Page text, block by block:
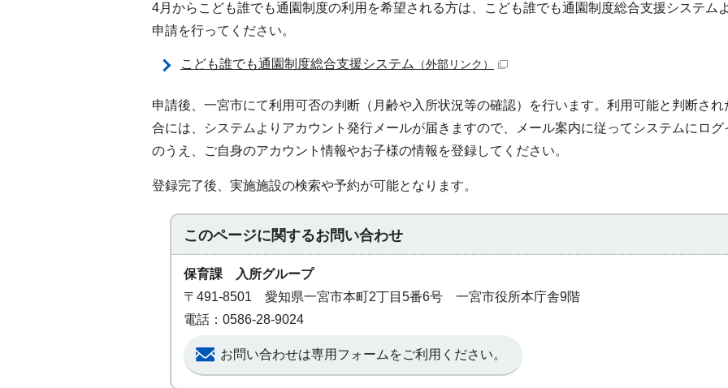
4月からこども誰でも通園制度の利用を希望される方は、こども誰でも通園制度総合支援システム
申請を行ってください。
こども誰でも通園制度総合支援システム （外部リンク）
申請後、一宮市にて利用可否の判断（月齢や入所状況等の確認）を行います。利用可能と判断され
合には、システムよりアカウント発行メールが届きますので、メール案内に従ってシステムにログ
のうえ、ご自身のアカウント情報やお子様の情報を登録してください。
登録完了後、実施施設の検索や予約が可能となります。
このページに関するお問い合わせ
保育課 入所グループ
〒491-8501 愛知県一宮市本町2丁目5番6号 一宮市役所本庁舎9階
電話：0586-28-9024
お問い合わせは専用フォームをご利用ください。